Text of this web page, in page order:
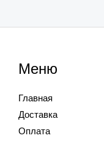
Меню
Главная
Доставка
Оплата